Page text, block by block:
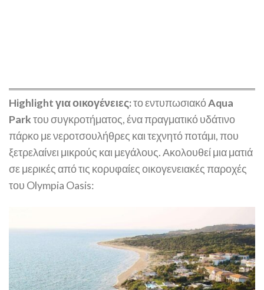
Highlight για οικογένειες:το εντυπωσιακόAqua
Parkτου συγκροτήματος, ένα πραγματικό υδάτινο
πάρκο με νεροτσουλήθρες και τεχνητό ποτάμι, που
ξετρελαίνει μικρούς και μεγάλους. Ακολουθεί μια ματιά
σε μερικές από τις κορυφαίες οικογενειακές παροχές
του Olympia Oasis: